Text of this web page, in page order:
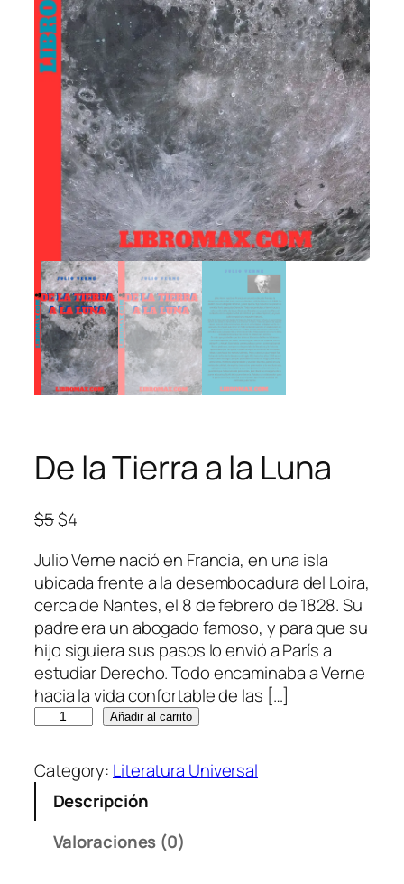
De la Tierra a la Luna
$5E
p
r
e
c
i
o
o
r
g
i
n
a
$4E
p
r
e
c
i
o
a
c
u
a
l
e
s
Julio Verne nació en Francia, en una isla
ubicada frente a la desembocadura del Loira,
cerca de Nantes, el 8 de febrero de 1828. Su
padre era un abogado famoso, y para que su
hijo siguiera sus pasos lo envió a París a
estudiar Derecho. Todo encaminaba a Verne
hacia la vida confortable de las […]
l
a
Añadir al carrito
Category: Literatura Universal
Descripción
Valoraciones (0)